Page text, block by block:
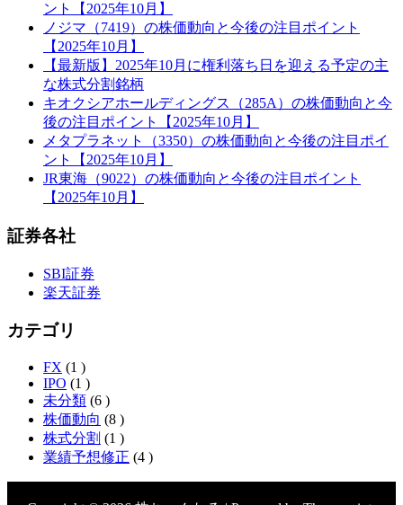
ント【2025年10月】
ノジマ（7419）の株価動向と今後の注目ポイント
【2025年10月】
【最新版】2025年10月に権利落ち日を迎える予定の主
な株式分割銘柄
キオクシアホールディングス（285A）の株価動向と今
後の注目ポイント【2025年10月】
メタプラネット（3350）の株価動向と今後の注目ポイ
ント【2025年10月】
JR東海（9022）の株価動向と今後の注目ポイント
【2025年10月】
証券各社
SBI証券
楽天証券
カテゴリ
FX (1 )
IPO (1 )
未分類 (6 )
株価動向 (8 )
株式分割 (1 )
業績予想修正 (4 )